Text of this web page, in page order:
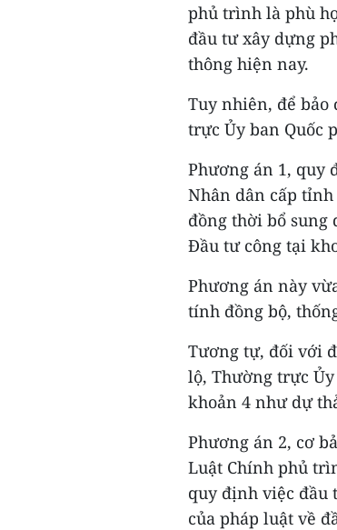
phủ trình là phù
đầu tư xây dựng
thông hiện nay.
Tuy nhiên, để
trực Ủy ban Quốc
Phương án 1, quy
Nhân dân cấp
đồng thời bổ sung
Đầu tư công tại
Phương án này
tính đồng bộ,
Tương tự, đối với
lộ, Thường trực
khoản 4 như dự
Phương án 2, cơ
Luật Chính phủ
quy định việc đầu
của pháp luật về